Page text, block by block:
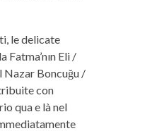
le delicate
Fatma’nın Eli /
Nazar Boncuğu /
con
qua e là nel